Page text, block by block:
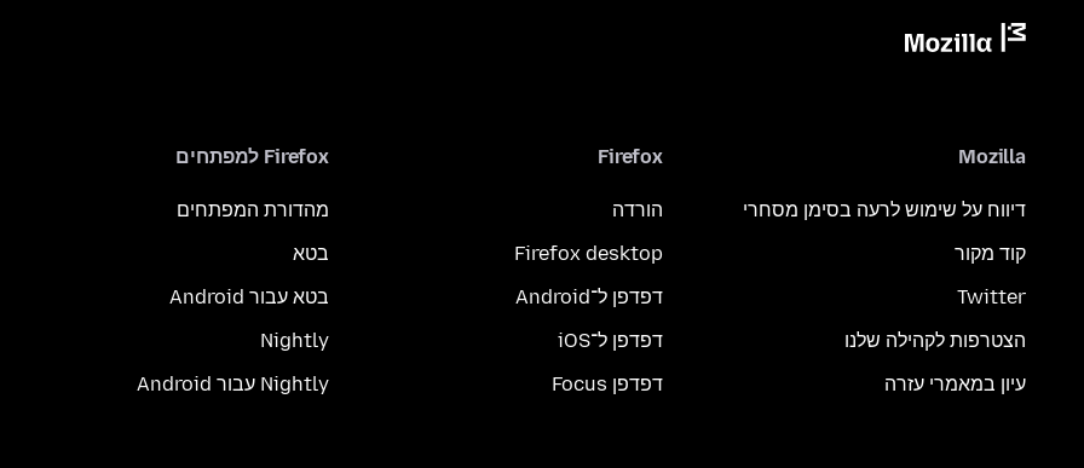
Mozilla
דיווח על שימוש לרעה בסימן מסחרי
קוד מקור
Twitter
הצטרפות לקהילה שלנו
עיון במאמרי עזרה
Firefox
הורדה
Firefox desktop
דפדפן ל־Android
דפדפן ל־iOS
דפדפן Focus
Firefox למפתחים
מהדורת המפתחים
בטא
בטא עבור Android
Nightly
Nightly עבור Android